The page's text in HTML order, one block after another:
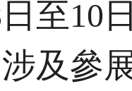
至10
及參